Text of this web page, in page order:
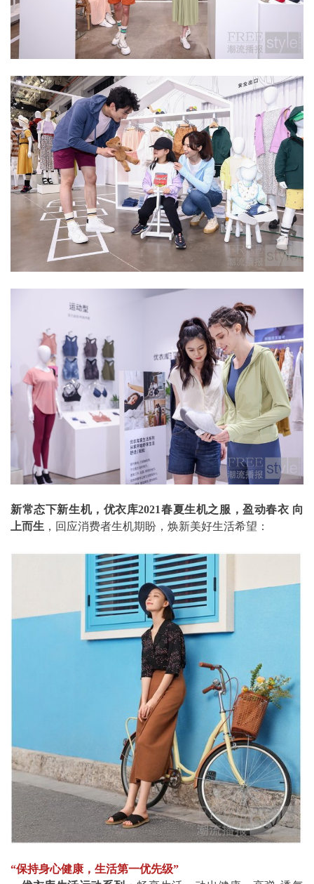
新常态下新生机，优衣库2021春夏生机之服，盈动春衣 向
上而生 ，回应消费者生机期盼，焕新美好生活希望：
“保持身心健康，生活第一优先级”